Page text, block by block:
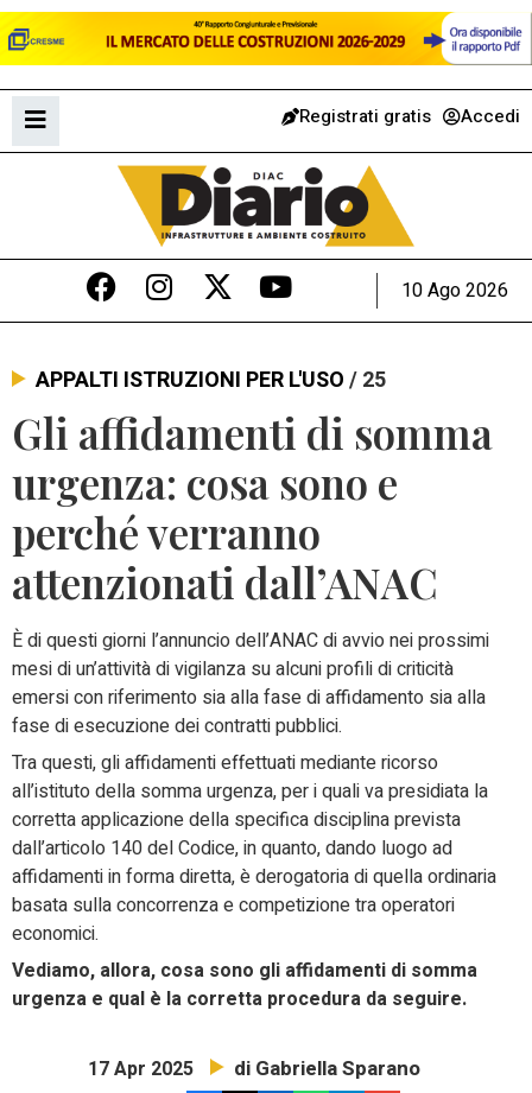
Registrati gratis Accedi
10 Ago 2026
APPALTI ISTRUZIONI PER L'USO/ 25
Gli affidamenti di somma
urgenza: cosa sono e
perché verranno
attenzionati dall’ANAC
È di questi giorni l’annuncio dell’ANAC di avvio nei prossimi
mesi di un’attività di vigilanza su alcuni profili di criticità
emersi con riferimento sia alla fase di affidamento sia alla
fase di esecuzione dei contratti pubblici.
Tra questi, gli affidamenti effettuati mediante ricorso
all’istituto della somma urgenza, per i quali va presidiata la
corretta applicazione della specifica disciplina prevista
dall’articolo 140 del Codice, in quanto, dando luogo ad
affidamenti in forma diretta, è derogatoria di quella ordinaria
basata sulla concorrenza e competizione tra operatori
economici.
Vediamo, allora, cosa sono gli affidamenti di somma
urgenza e qual è la corretta procedura da seguire.
17 Apr 2025 di Gabriella Sparano